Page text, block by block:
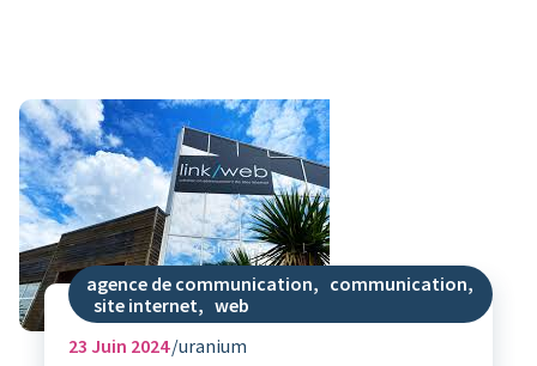
agence de communication, communication,
site internet, web
23 Juin 2024 uranium